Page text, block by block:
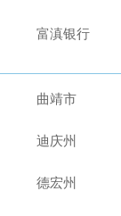
富滇银行
曲靖市
迪庆州
德宏州